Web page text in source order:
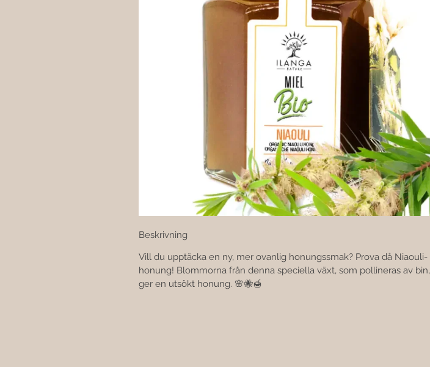
Beskrivning
Vill du upptäcka en ny, mer ovanlig honungssmak? Prova då Niaouli-
honung! Blommorna från denna speciella växt, som pollineras av bin,
ger en utsökt honung. 🌸🐝🍯